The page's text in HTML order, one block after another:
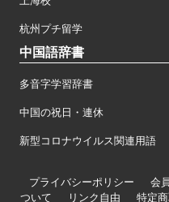
杭州プチ留学
中国語辞書
多音字学習辞書
中国の祝日・連休
新型コロナウイルス関連用語
プライバシーポリシー 会
ついて
リンク自由 特定